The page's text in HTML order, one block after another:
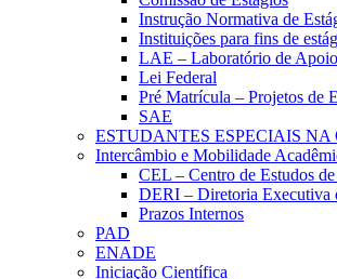
Instrução Normativa de
Instituições para fins de
LAE – Laboratório de
Lei Federal
Pré Matrícula – Projetos de
SAE
ESTUDANTES ESPECIAIS
Intercâmbio e Mobilidade
CEL – Centro de Estudos
DERI – Diretoria Executiva
Prazos Internos
PAD
ENADE
Iniciação Científica